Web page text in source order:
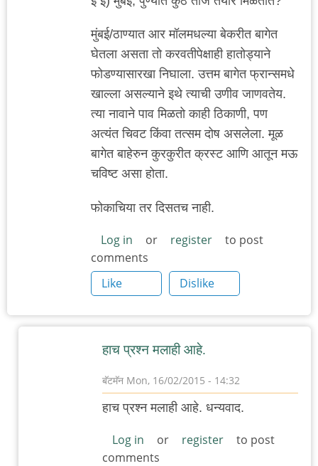
मुंबई/ठाण्यात आर मॉलमधल्या बेकरीत बागेत
घेतला असता तो करवतीपेक्षाही हातोड्याने
फोडण्यासारखा निघाला. उत्तम बागेत फ्रान्समधे
खाल्ला असल्याने इथे त्याची उणीव जाणवतेय.
त्या नावाने पाव मिळतो काही ठिकाणी, पण
अत्यंत चिवट किंवा तत्सम दोष असलेला. मूळ
बागेत बाहेरुन कुरकुरीत क्रस्ट आणि आतून मऊ
चविष्ट असा होता.
फोकाचिया तर दिसतच नाही.
Log in or register
to post
comments
Like
Dislike
हाच प्रश्न मलाही आहे.
बॅटमॅन Mon, 16/02/2015 - 14:32
In
reply
वेगवेगळे
हाच प्रश्न मलाही आहे. धन्यवाद.
Log in or register
to post
comments